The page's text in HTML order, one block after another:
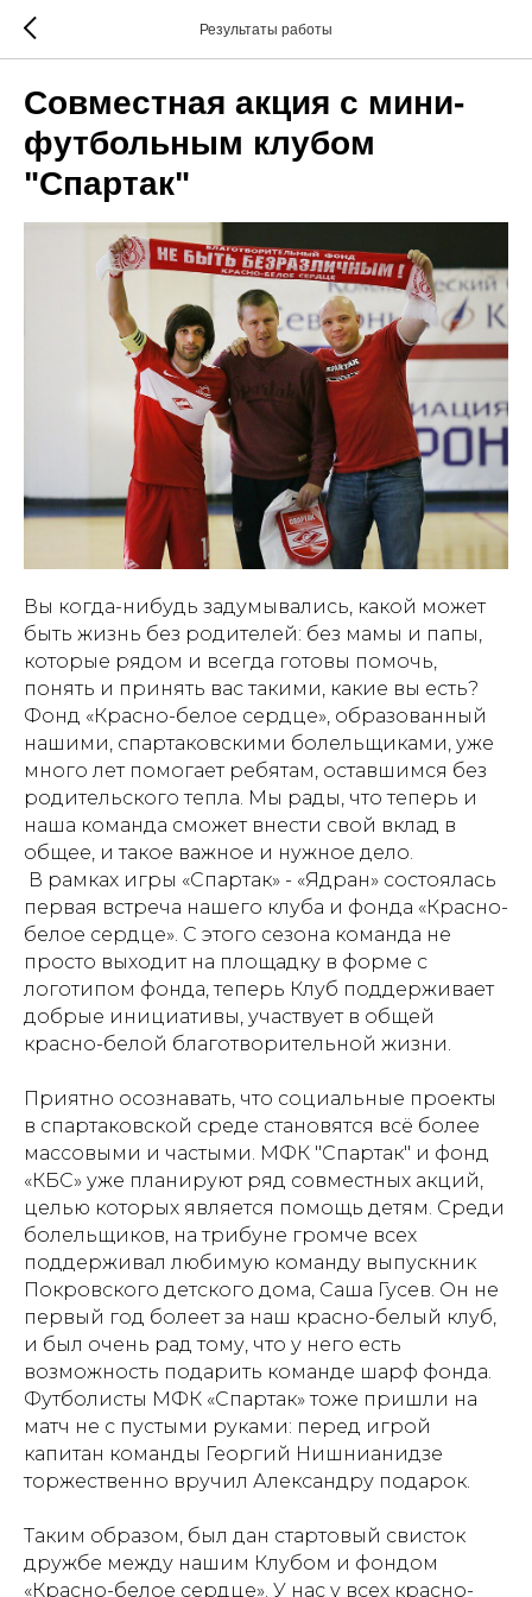
Результаты работы
Совместная акция с мини-
футбольным клубом
"Спартак"
Вы когда-нибудь задумывались, какой может
быть жизнь без родителей: без мамы и папы,
которые рядом и всегда готовы помочь,
понять и принять вас такими, какие вы есть?
Фонд «Красно-белое сердце», образованный
нашими, спартаковскими болельщиками, уже
много лет помогает ребятам, оставшимся без
родительского тепла. Мы рады, что теперь и
наша команда сможет внести свой вклад в
общее, и такое важное и нужное дело.
В рамках игры «Спартак» - «Ядран» состоялась
первая встреча нашего клуба и фонда «Красно-
белое сердце». С этого сезона команда не
просто выходит на площадку в форме с
логотипом фонда, теперь Клуб поддерживает
добрые инициативы, участвует в общей
красно-белой благотворительной жизни.
Приятно осознавать, что социальные проекты
в спартаковской среде становятся всё более
массовыми и частыми. МФК "Спартак" и фонд
«КБС» уже планируют ряд совместных акций,
целью которых является помощь детям. Среди
болельщиков, на трибуне громче всех
поддерживал любимую команду выпускник
Покровского детского дома, Саша Гусев. Он не
первый год болеет за наш красно-белый клуб,
и был очень рад тому, что у него есть
возможность подарить команде шарф фонда.
Футболисты МФК «Спартак» тоже пришли на
матч не с пустыми руками: перед игрой
капитан команды Георгий Нишнианидзе
торжественно вручил Александру подарок.
Таким образом, был дан стартовый свисток
дружбе между нашим Клубом и фондом
«Красно-белое сердце». У нас у всех красно-